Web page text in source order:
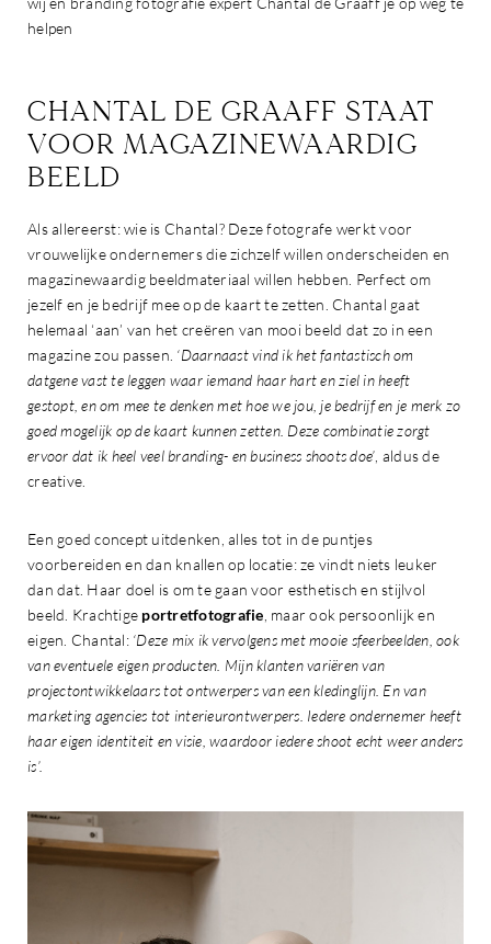
helpen
CHANTAL DE GRAAFF STAAT
VOOR MAGAZINEWAARDIG
BEELD
Als allereerst: wie is Chantal? Deze fotografe werkt voor
vrouwelijke ondernemers die zichzelf willen onderscheiden en
magazinewaardig beeldmateriaal willen hebben. Perfect om
jezelf en je bedrijf mee op de kaart te zetten. Chantal gaat
helemaal ‘aan’ van het creëren van mooi beeld dat zo in een
magazine zou passen. ‘Daarnaast vind ik het fantastisch om
datgene vast te leggen waar iemand haar hart en ziel in heeft
gestopt, en om mee te denken met hoe we jou, je bedrijf en je merk zo
goed mogelijk op de kaart kunnen zetten. Deze combinatie zorgt
ervoor dat ik heel veel branding- en business shoots doe’ , aldus de
creative.
Een goed concept uitdenken, alles tot in de puntjes
voorbereiden en dan knallen op locatie: ze vindt niets leuker
dan dat. Haar doel is om te gaan voor esthetisch en stijlvol
beeld. Krachtige portretfotografie , maar ook persoonlijk en
eigen. Chantal:‘Deze mix ik vervolgens met mooie sfeerbeelden, ook
van eventuele eigen producten. Mijn klanten variëren van
projectontwikkelaars tot ontwerpers van een kledinglijn. En van
marketing agencies tot interieurontwerpers. Iedere ondernemer heeft
haar eigen identiteit en visie, waardoor iedere shoot echt weer anders
is’.